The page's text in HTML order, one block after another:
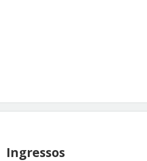
Ingressos